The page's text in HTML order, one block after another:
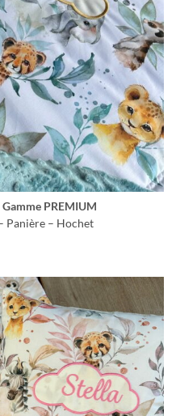
PREMIUM
Panière – Hochet